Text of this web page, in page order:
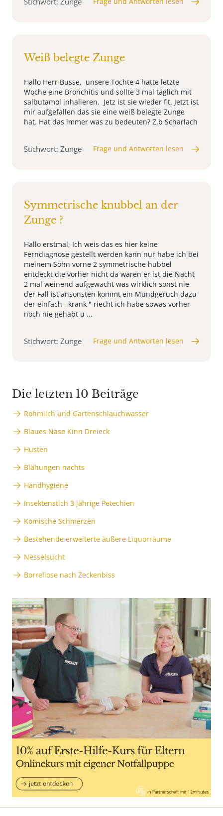
Weiß belegte Zunge
Hallo Herr Busse, unsere Tochte 4 hatte letzte
Woche eine Bronchitis und sollte 3 mal täglich mit
salbutamol inhalieren. Jetz ist sie wieder fit. Jetzt ist
mir aufgefallen das sie eine weiß belegte Zunge
hat. Hat das immer was zu bedeuten? Z.b Scharlach
Stichwort: Zunge Frage und Antworten lesen
Symmetrische knubbel an der
Zunge ?
Hallo erstmal, Ich weis das es hier keine
Ferndiagnose gestellt werden kann nur habe ich bei
meinem Sohn vorne 2 symmetrische hubbel
entdeckt die vorher nicht da waren er ist die Nacht
2 mal weinend aufgewacht was wirklich sonst nie
der Fall ist ansonsten kommt ein Mundgeruch dazu
der einfach ,,krank " riecht ich habe sowas vorher
noch nie gehabt u ...
Stichwort: Zunge Frage und Antworten lesen
Die letzten 10 Beiträge
Rohmilch und Gartenschlauchwasser
Blaues Nase Kinn Dreieck
Husten
Blähungen nachts
Handhygiene
Insektenstich 3 jährige Petechien
Komische Schmerzen
Bestehende erweiterte äußere Liquorräume
Nesselsucht
Borreliose nach Zeckenbiss